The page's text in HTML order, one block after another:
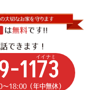
できます！
1173
イイナミ
18:00（年中無休）